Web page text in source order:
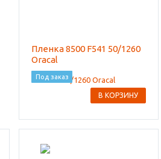
Пленка 8500 F541 50/1260
Oracal
Под заказ
В КОРЗИНУ